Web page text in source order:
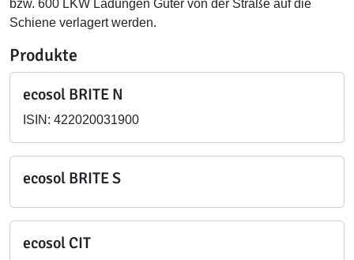
bzw. 600 LKW Ladungen Güter von der Straße auf die
Schiene verlagert werden.
Produkte
ecosol BRITE N
ISIN: 422020031900
ecosol BRITE S
ecosol CIT